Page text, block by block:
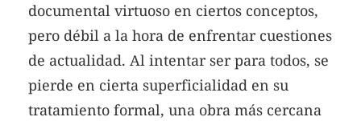
documental virtuoso en ciertos conceptos,
pero débil a la hora de enfrentar cuestiones
de actualidad. Al intentar ser para todos, se
pierde en cierta superficialidad en su
tratamiento formal, una obra más cercana